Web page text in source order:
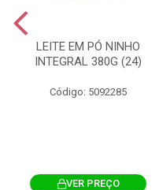
LEITE EM PÓ NINHO
INTEGRAL 380G (24)
Código: 5092285
VER PREÇO